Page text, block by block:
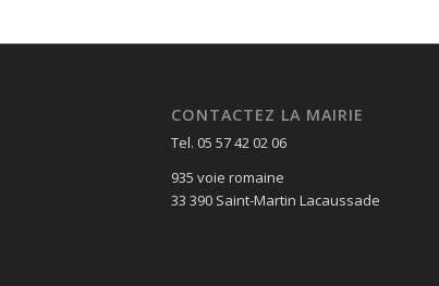
CONTACTEZ LA MAIRIE
Tel. 05 57 42 02 06
935 voie romaine
33 390 Saint-Martin Lacaussade